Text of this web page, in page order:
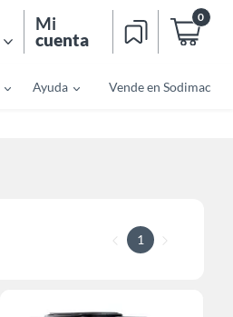
Mi
cuenta
0
Ayuda Vende en Sodimac
1